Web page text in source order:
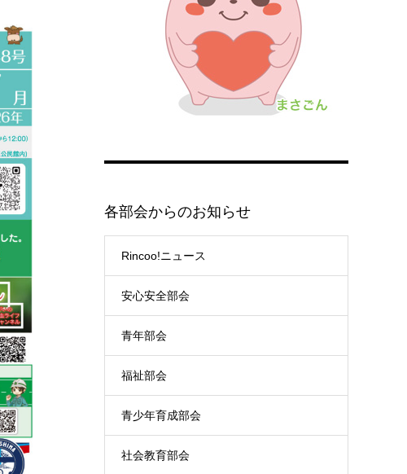
各部会からのお知らせ
Rincoo!ニュース
安心安全部会
青年部会
福祉部会
青少年育成部会
社会教育部会